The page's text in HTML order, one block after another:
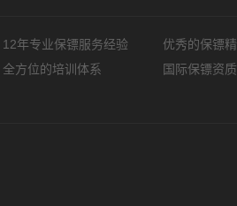
12年专业保镖服务经验 优秀的保镖
全方位的培训体系
国际保镖资